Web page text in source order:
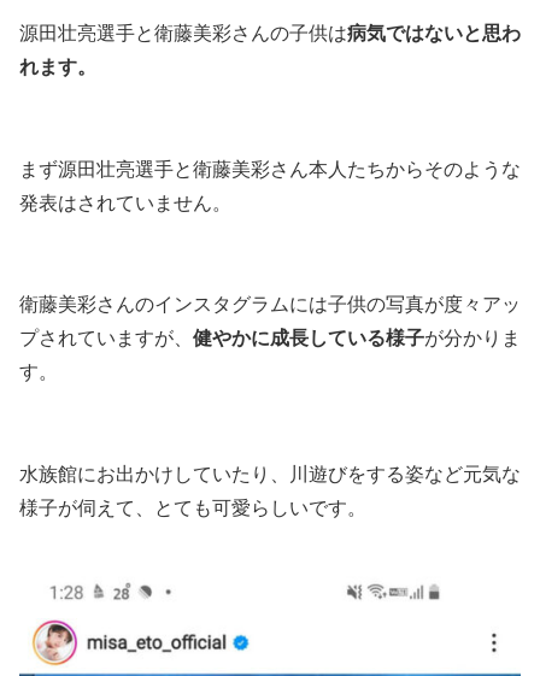
源田壮亮選手と衛藤美彩さんの子供は病気ではないと思わ
れます。
まず源田壮亮選手と衛藤美彩さん本人たちからそのような
発表はされていません。
衛藤美彩さんのインスタグラムには子供の写真が度々アッ
プされていますが、 健やかに成長している様子が分かりま
す。
水族館にお出かけしていたり、川遊びをする姿など元気な
様子が伺えて、とても可愛らしいです。